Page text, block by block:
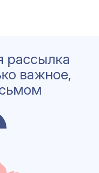
рассылка
важное,